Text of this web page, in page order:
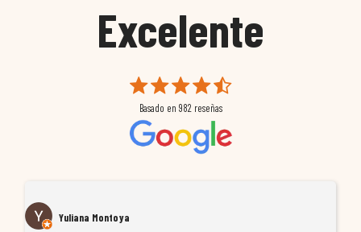
Excelente
Basado en 982 reseñas
Yuliana Montoya